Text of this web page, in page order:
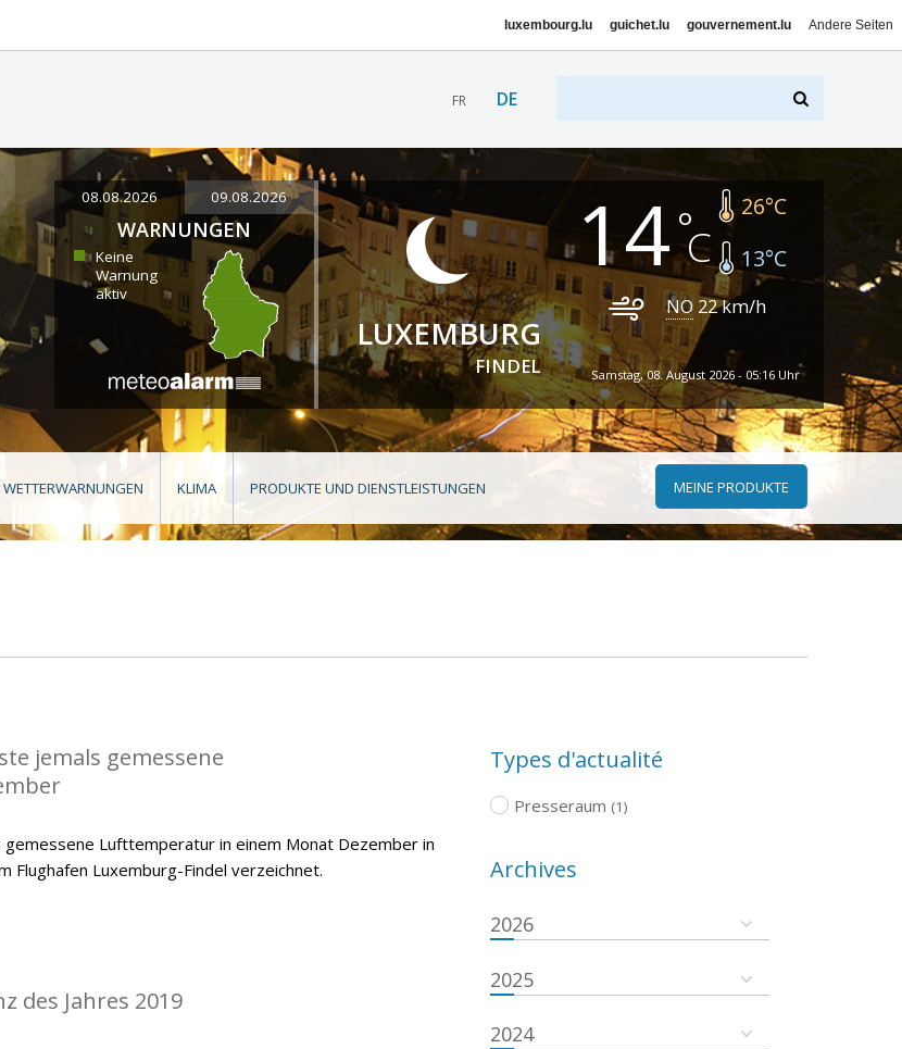
luxembourg.lu guichet.lu gouvernement.lu Andere Seiten
FR DE
08.08.2026 09.08.2026
WARNUNGEN
Keine
Warnung
aktiv
LUXEMBURG
FINDEL
14 26°C
13°C
NO 22km/h
Samstag, 08. August 2026 - 05:16 Uhr
WETTERWARNUNGEN KLIMA PRODUKTE UND DIENSTLEISTUNGEN MEINE PRODUKTE
jemals gemessene
Lufttemperatur in einem Monat Dezember in
Luxemburg-Findel verzeichnet.
des Jahres 2019
Types d'actualité
Presseraum (1)
Archives
2026
2025
2024